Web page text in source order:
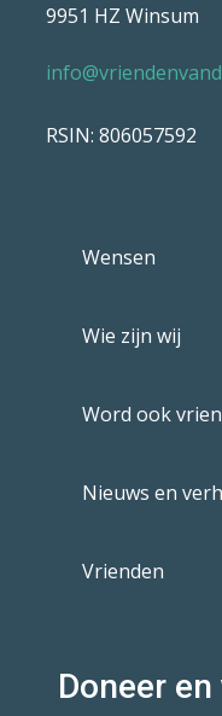
9951 HZ Winsum
RSIN: 806057592
Wensen
Wie zijn wij
Word ook
Nieuws en
Vrienden
Doneer